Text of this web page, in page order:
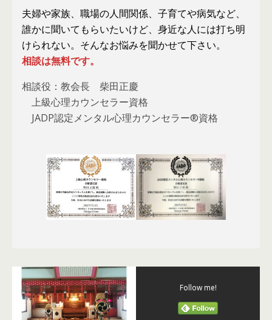
夫婦や家族、職場の人間関係、子育てや病気など、
誰かに聞いてもらいたいけど、身近な人には打ち明
けられない。そんなお悩みを聞かせて下さい。
相談は無料です。
相談役：教会長 柴田正慶
上級心理カウンセラー資格
JADP認定メンタル心理カウンセラー®資格
Follow me!